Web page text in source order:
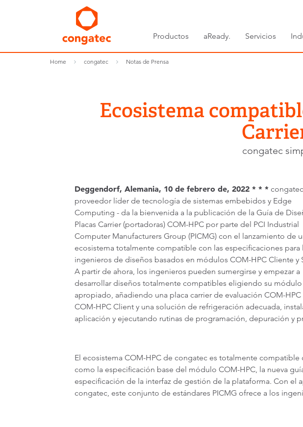
Productos aReady. Servicios
Home congatec Notas de Prensa
Ecosistema
congatec
Deggendorf, Alemania, 10 de febrero de, 2022 * * *
proveedor líder de tecnología de sistemas embebidos y Edge
Computing - da la bienvenida a la publicación de la Guía de
Placas Carrier (portadoras) COM-HPC por parte del PCI Industrial
Computer Manufacturers Group (PICMG) con el lanzamiento de
ecosistema totalmente compatible con las especificaciones para
ingenieros de diseños basados en módulos COM-HPC Cliente y
A partir de ahora, los ingenieros pueden sumergirse y empezar a
desarrollar diseños totalmente compatibles eligiendo su
apropiado, añadiendo una placa carrier de evaluación COM-HPC
COM-HPC Client y una solución de refrigeración adecuada,
aplicación y ejecutando rutinas de programación, depuración y
El ecosistema COM-HPC de congatec es totalmente
como la especificación base del módulo COM-HPC, la nueva
especificación de la interfaz de gestión de la plataforma. Con
congatec, este conjunto de estándares PICMG ofrece a los